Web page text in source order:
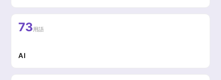
73用語
AI